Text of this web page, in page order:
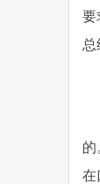
要
总
的
在